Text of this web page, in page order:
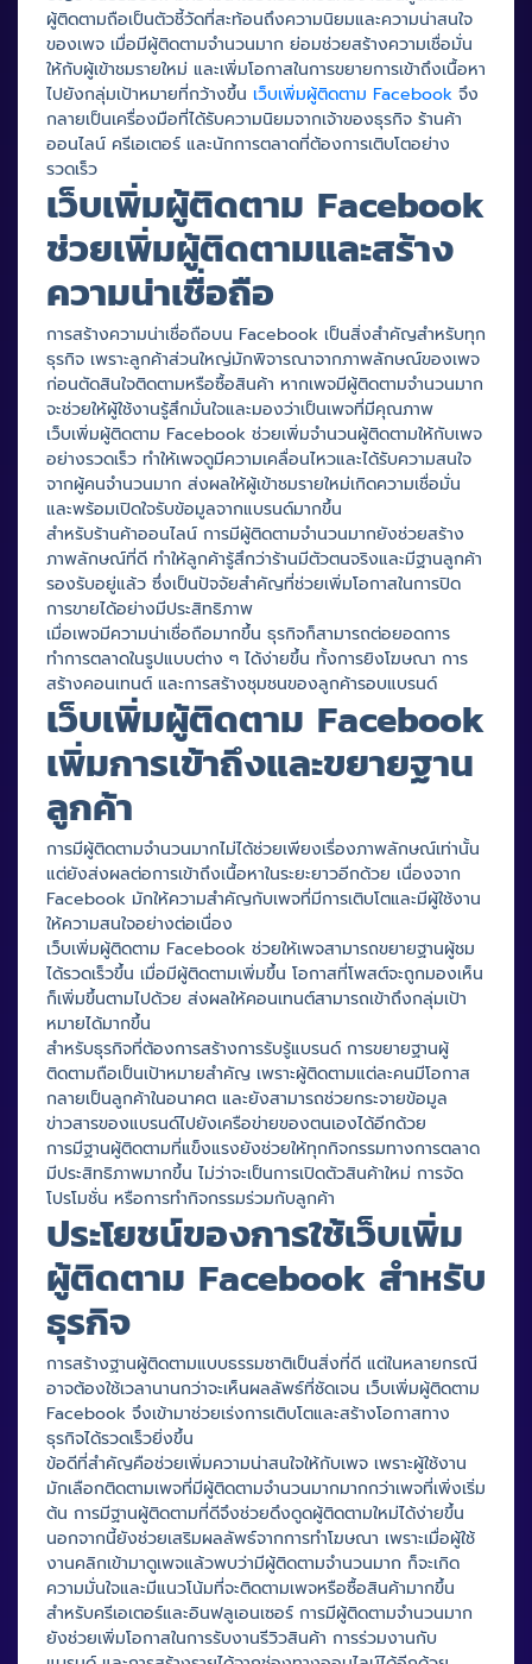
ผู้ติดตามถือเป็นตัวชี้วัดที่สะท้อนถึงความนิยมและความน่าสนใจ
ของเพจ เมื่อมีผู้ติดตามจำนวนมาก ย่อมช่วยสร้างความเชื่อมั่น
ให้กับผู้เข้าชมรายใหม่ และเพิ่มโอกาสในการขยายการเข้าถึงเนื้อหา
ไปยังกลุ่มเป้าหมายที่กว้างขึ้น เว็บเพิ่มผู้ติดตาม Facebook จึง
กลายเป็นเครื่องมือที่ได้รับความนิยมจากเจ้าของธุรกิจ ร้านค้า
ออนไลน์ ครีเอเตอร์ และนักการตลาดที่ต้องการเติบโตอย่าง
รวดเร็ว
เว็บเพิ่มผู้ติดตาม Facebook
ช่วยเพิ่มผู้ติดตามและสร้าง
ความน่าเชื่อถือ
การสร้างความน่าเชื่อถือบน Facebook เป็นสิ่งสำคัญสำหรับทุก
ธุรกิจ เพราะลูกค้าส่วนใหญ่มักพิจารณาจากภาพลักษณ์ของเพจ
ก่อนตัดสินใจติดตามหรือซื้อสินค้า หากเพจมีผู้ติดตามจำนวนมาก
จะช่วยให้ผู้ใช้งานรู้สึกมั่นใจและมองว่าเป็นเพจที่มีคุณภาพ
เว็บเพิ่มผู้ติดตาม Facebook ช่วยเพิ่มจำนวนผู้ติดตามให้กับเพจ
อย่างรวดเร็ว ทำให้เพจดูมีความเคลื่อนไหวและได้รับความสนใจ
จากผู้คนจำนวนมาก ส่งผลให้ผู้เข้าชมรายใหม่เกิดความเชื่อมั่น
และพร้อมเปิดใจรับข้อมูลจากแบรนด์มากขึ้น
สำหรับร้านค้าออนไลน์ การมีผู้ติดตามจำนวนมากยังช่วยสร้าง
ภาพลักษณ์ที่ดี ทำให้ลูกค้ารู้สึกว่าร้านมีตัวตนจริงและมีฐานลูกค้า
รองรับอยู่แล้ว ซึ่งเป็นปัจจัยสำคัญที่ช่วยเพิ่มโอกาสในการปิด
การขายได้อย่างมีประสิทธิภาพ
เมื่อเพจมีความน่าเชื่อถือมากขึ้น ธุรกิจก็สามารถต่อยอดการ
ทำการตลาดในรูปแบบต่าง ๆ ได้ง่ายขึ้น ทั้งการยิงโฆษณา การ
สร้างคอนเทนต์ และการสร้างชุมชนของลูกค้ารอบแบรนด์
เว็บเพิ่มผู้ติดตาม Facebook
เพิ่มการเข้าถึงและขยายฐาน
ลูกค้า
การมีผู้ติดตามจำนวนมากไม่ได้ช่วยเพียงเรื่องภาพลักษณ์เท่านั้น
แต่ยังส่งผลต่อการเข้าถึงเนื้อหาในระยะยาวอีกด้วย เนื่องจาก
Facebook มักให้ความสำคัญกับเพจที่มีการเติบโตและมีผู้ใช้งาน
ให้ความสนใจอย่างต่อเนื่อง
เว็บเพิ่มผู้ติดตาม Facebook ช่วยให้เพจสามารถขยายฐานผู้ชม
ได้รวดเร็วขึ้น เมื่อมีผู้ติดตามเพิ่มขึ้น โอกาสที่โพสต์จะถูกมองเห็น
ก็เพิ่มขึ้นตามไปด้วย ส่งผลให้คอนเทนต์สามารถเข้าถึงกลุ่มเป้า
หมายได้มากขึ้น
สำหรับธุรกิจที่ต้องการสร้างการรับรู้แบรนด์ การขยายฐานผู้
ติดตามถือเป็นเป้าหมายสำคัญ เพราะผู้ติดตามแต่ละคนมีโอกาส
กลายเป็นลูกค้าในอนาคต และยังสามารถช่วยกระจายข้อมูล
ข่าวสารของแบรนด์ไปยังเครือข่ายของตนเองได้อีกด้วย
การมีฐานผู้ติดตามที่แข็งแรงยังช่วยให้ทุกกิจกรรมทางการตลาด
มีประสิทธิภาพมากขึ้น ไม่ว่าจะเป็นการเปิดตัวสินค้าใหม่ การจัด
โปรโมชั่น หรือการทำกิจกรรมร่วมกับลูกค้า
ประโยชน์ของการใช้เว็บเพิ่ม
ผู้ติดตาม Facebook สำหรับ
ธุรกิจ
การสร้างฐานผู้ติดตามแบบธรรมชาติเป็นสิ่งที่ดี แต่ในหลายกรณี
อาจต้องใช้เวลานานกว่าจะเห็นผลลัพธ์ที่ชัดเจน เว็บเพิ่มผู้ติดตาม
Facebook จึงเข้ามาช่วยเร่งการเติบโตและสร้างโอกาสทาง
ธุรกิจได้รวดเร็วยิ่งขึ้น
ข้อดีที่สำคัญคือช่วยเพิ่มความน่าสนใจให้กับเพจ เพราะผู้ใช้งาน
มักเลือกติดตามเพจที่มีผู้ติดตามจำนวนมากมากกว่าเพจที่เพิ่งเริ่ม
ต้น การมีฐานผู้ติดตามที่ดีจึงช่วยดึงดูดผู้ติดตามใหม่ได้ง่ายขึ้น
นอกจากนี้ยังช่วยเสริมผลลัพธ์จากการทำโฆษณา เพราะเมื่อผู้ใช้
งานคลิกเข้ามาดูเพจแล้วพบว่ามีผู้ติดตามจำนวนมาก ก็จะเกิด
ความมั่นใจและมีแนวโน้มที่จะติดตามเพจหรือซื้อสินค้ามากขึ้น
สำหรับครีเอเตอร์และอินฟลูเอนเซอร์ การมีผู้ติดตามจำนวนมาก
ยังช่วยเพิ่มโอกาสในการรับงานรีวิวสินค้า การร่วมงานกับ